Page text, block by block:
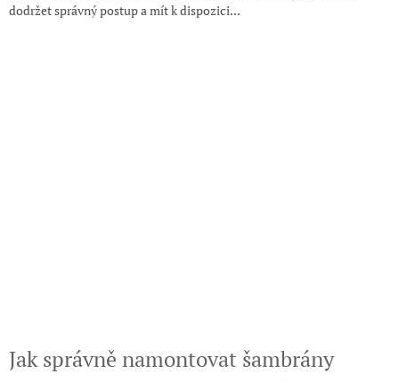
dodržet správný postup a mít k dispozici...
Jak správně namontovat šambrány